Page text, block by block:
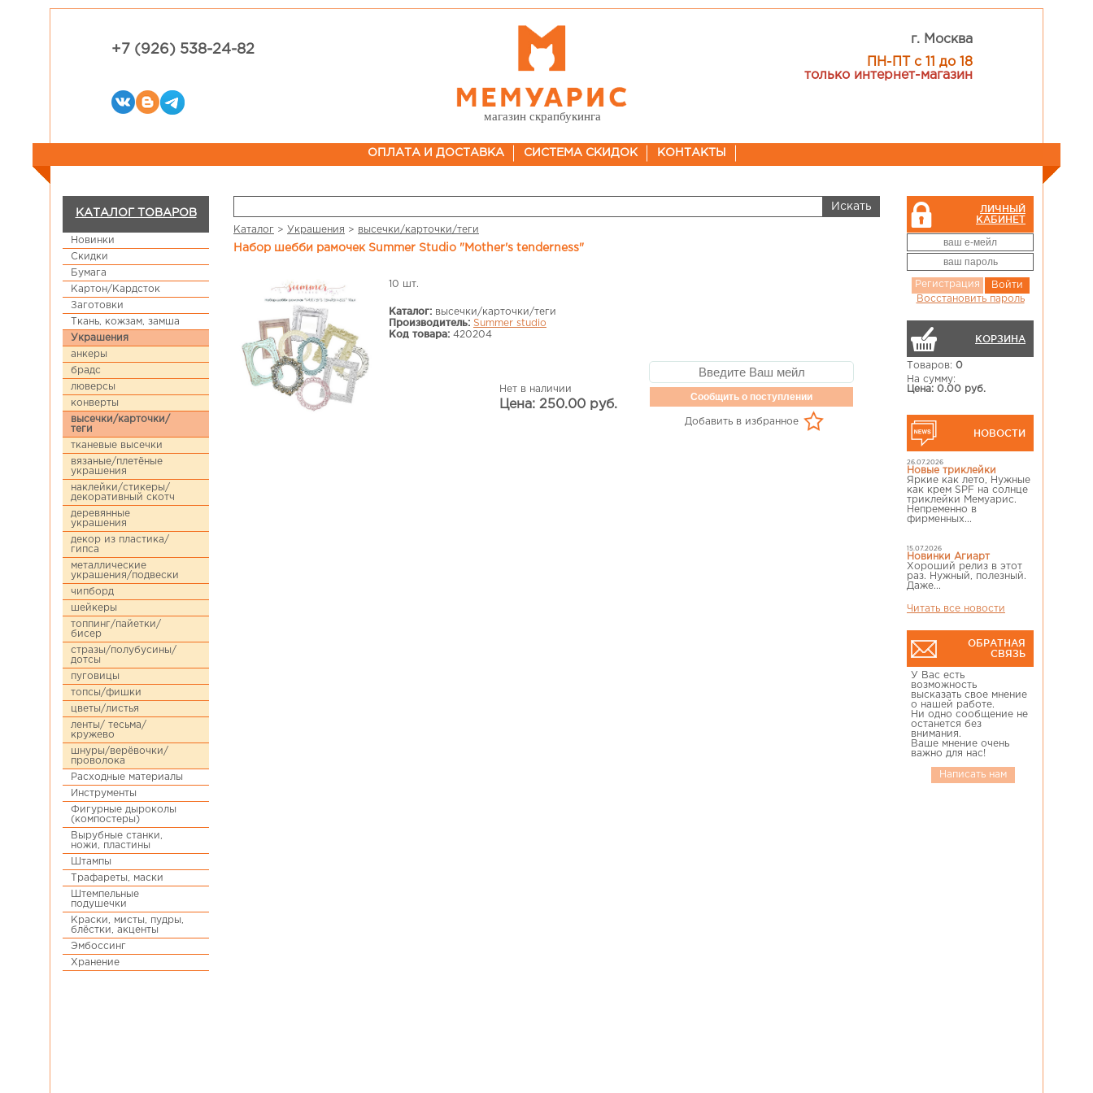
+7 (926) 538-24-82
магазин скрапбукинга
г. Москва
ПН-ПТ с 11 до 18
только интернет-магазин
ОПЛАТА И ДОСТАВКА СИСТЕМА СКИДОК КОНТАКТЫ
КАТАЛОГ ТОВАРОВ
Новинки
Скидки
Бумага
Картон/Кардсток
Заготовки
Ткань, кожзам, замша
Украшения
анкеры
брадс
люверсы
конверты
высечки/карточки/
теги
тканевые высечки
вязаные/плетёные
украшения
наклейки/стикеры/
декоративный скотч
деревянные
украшения
декор из пластика/
гипса
металлические
украшения/подвески
чипборд
шейкеры
топпинг/пайетки/
бисер
стразы/полубусины/
дотсы
пуговицы
топсы/фишки
цветы/листья
ленты/ тесьма/
кружево
шнуры/верёвочки/
проволока
Расходные материалы
Инструменты
Фигурные дыроколы
(компостеры)
Вырубные станки,
ножи, пластины
Штампы
Трафареты, маски
Штемпельные
подушечки
Краски, мисты, пудры,
блёстки, акценты
Эмбоссинг
Хранение
ЛИЧНЫЙ
КАБИНЕТ
Регистрация
Войти
Восстановить пароль
КОРЗИНА
Товаров: 0
На сумму:
Цена: 0.00 руб.
НОВОСТИ
26.07.2026
Новые триклейки
Яркие как лето, Нужные
как крем SPF на солнце
триклейки Мемуарис.
Непременно в
фирменных...
15.07.2026
Новинки Агиарт
Хороший релиз в этот
раз. Нужный, полезный.
Даже...
Читать все новости
ОБРАТНАЯ
СВЯЗЬ
У Вас есть
возможность
высказать свое мнение
о нашей работе.
Ни одно сообщение не
останется без
внимания.
Ваше мнение очень
важно для нас!
Написать нам
Каталог > Украшения > высечки/карточки/теги
Набор шебби рамочек Summer Studio "Mother's tenderness"
10 шт.
Каталог: высечки/карточки/теги
Производитель: Summer studio
Код товара: 420204
Нет в наличии
Цена: 250.00 руб.
Сообщить о поступлении
Добавить в избранное